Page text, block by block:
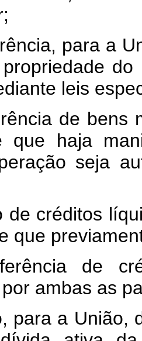
para a
leis
de bens
que haja
seja
de créditos
que
de
ambas as
para a União,